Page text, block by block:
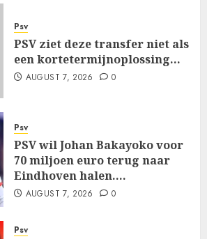
Psv
PSV ziet deze transfer niet als
een kortetermijnoplossing…
AUGUST 7, 2026 0
Psv
PSV wil Johan Bakayoko voor
70 miljoen euro terug naar
Eindhoven halen….
AUGUST 7, 2026 0
Psv